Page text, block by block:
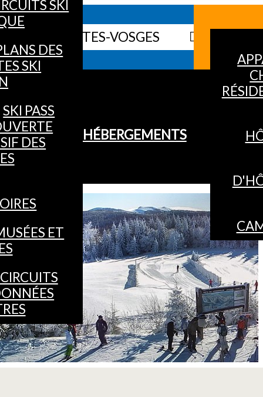
DES HAUTES-VOSGES
SKI
DES
SKI
SKI PASS
DES
ET
CIRCUITS
HÉBERGEMENTS